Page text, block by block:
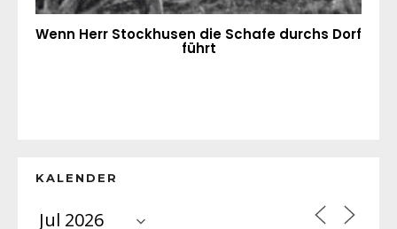
Wenn Herr Stockhusen die Schafe durchs Dorf
führt
KALENDER